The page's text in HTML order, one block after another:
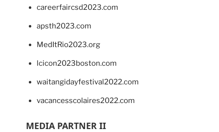
careerfaircsd2023.com
apsth2023.com
MedItRio2023.org
lcicon2023boston.com
waitangidayfestival2022.com
vacancesscolaires2022.com
MEDIA PARTNER II